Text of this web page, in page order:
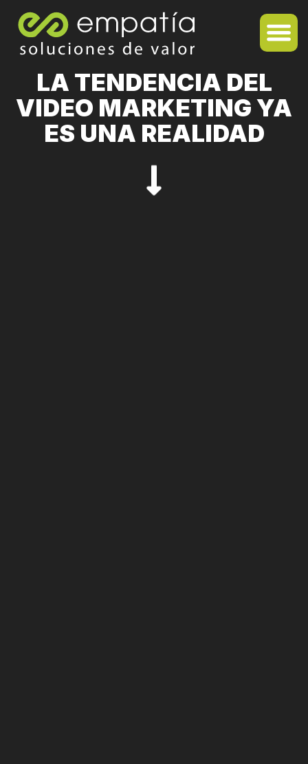
LA TENDENCIA DEL
VIDEO MARKETING YA
ES UNA REALIDAD